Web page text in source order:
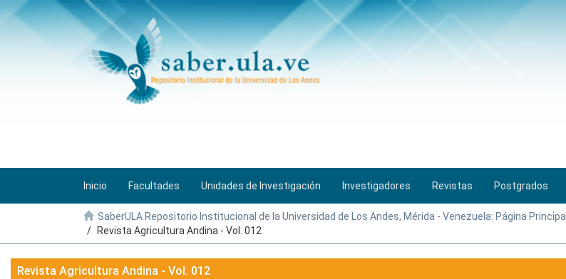
Inicio Facultades Unidades de Investigación Investigadores Revistas Postgrados
SaberULA Repositorio Institucional de la Universidad de Los Andes, Mérida - Venezuela: Página Principal
Revista Agricultura Andina - Vol. 012
Revista Agricultura Andina - Vol. 012